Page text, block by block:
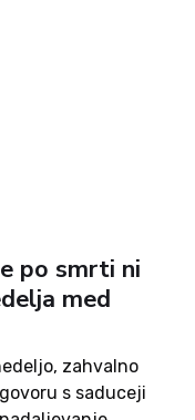
po smrti ni
med
zahvalno
s saduceji